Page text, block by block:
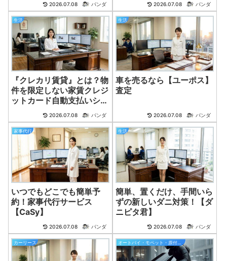
2026.07.08 パンダ 2026.07.08 パンダ
生活
『クレカリ賃貸』とは？物
件を限定しない家賃クレジ
ットカード自動支払いシス
2026.07.08 パンダ
生活
車を売るなら【ユーポス】
査定
2026.07.08 パンダ
家事代行
いつでもどこでも簡単予
約！家事代行サービス
【CaSy】
2026.07.08 パンダ
生活
簡単、置くだけ、手間いら
ずの新しいダニ対策！【ダ
ニピタ君】
2026.07.08 パンダ
カーリース オートバイ・モペット・原付バイク